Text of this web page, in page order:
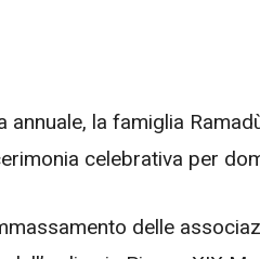
annuale, la famiglia
celebrativa per
delle